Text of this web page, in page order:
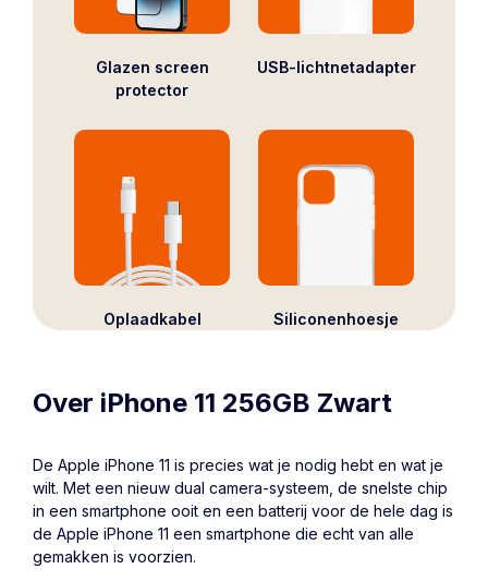
Glazen screen
protector
USB-lichtnetadapter
Oplaadkabel Siliconenhoesje
Over iPhone 11 256GB Zwart
De Apple iPhone 11 is precies wat je nodig hebt en wat je
wilt. Met een nieuw dual camera-systeem, de snelste chip
in een smartphone ooit en een batterij voor de hele dag is
de Apple iPhone 11 een smartphone die echt van alle
gemakken is voorzien.